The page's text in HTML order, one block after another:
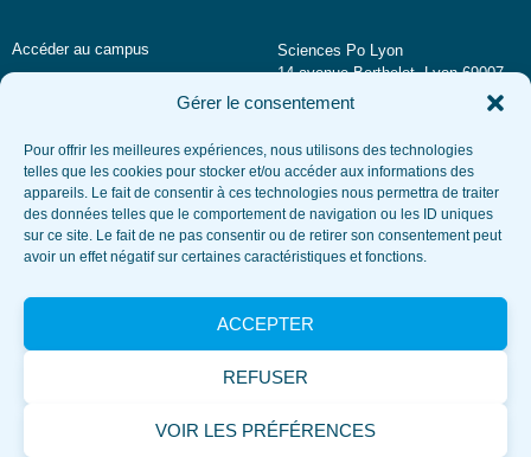
Gérer le consentement
Pour offrir les meilleures expériences, nous utilisons des technologies
telles que les cookies pour stocker et/ou accéder aux informations des
appareils. Le fait de consentir à ces technologies nous permettra de traiter
des données telles que le comportement de navigation ou les ID uniques
sur ce site. Le fait de ne pas consentir ou de retirer son consentement peut
avoir un effet négatif sur certaines caractéristiques et fonctions.
ACCEPTER
REFUSER
VOIR LES PRÉFÉRENCES
Accéder au campus
Sciences Po Lyon
14 avenue Berthelot, Lyon 69007
Annuaire
Téléphone
TRAVAILLEZ AVEC NOUS
Consultez nos marchés publics
Louez une salle
RESTEZ CONNECTÉS
Espace presse et communication
Actualités
Événements